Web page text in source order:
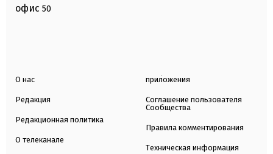
офис 50
О нас
Редакция
Редакционная политика
О телеканале
приложения
Соглашение пользователя
Сообщества
Правила комментирования
Техническая информация